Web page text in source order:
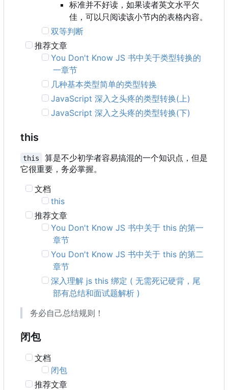
标准并不好读，如果读者英文水平欠
佳，可以只阅读该小节内的表格内容。
双等判断
推荐文章
You Don't Know JS 书中关于类型转换的
一章节
几种基本类型简单的类型转换
JavaScript 深入之头疼的类型转换(上)
JavaScript 深入之头疼的类型转换(下)
this
this
算是不少初学者容易搞混的一个知识点，但是
它很重要，务必掌握。
文档
this
推荐文章
You Don't Know JS 书中关于 this 的第一
章节
You Don't Know JS 书中关于 this 的第二
章节
深入理解 js this 绑定 ( 无需死记硬背，尾
部有总结和面试题解析 )
务必自己总结规则！
闭包
文档
闭包
推荐文章